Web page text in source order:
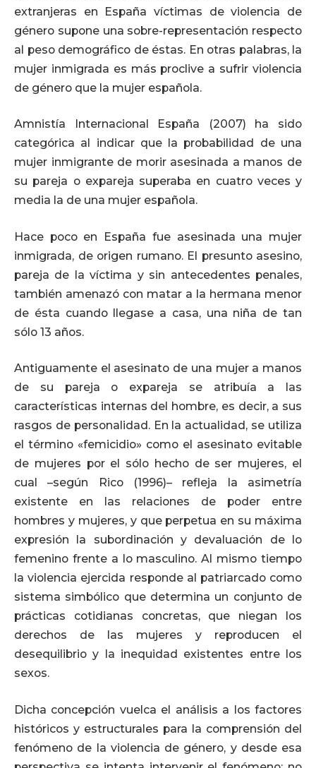
extranjeras en España víctimas de violencia de
género supone una sobre-representación respecto
al peso demográfico de éstas. En otras palabras, la
mujer inmigrada es más proclive a sufrir violencia
de género que la mujer española.
Amnistía Internacional España (2007) ha sido
categórica al indicar que la probabilidad de una
mujer inmigrante de morir asesinada a manos de
su pareja o expareja superaba en cuatro veces y
media la de una mujer española.
Hace poco en España fue asesinada una mujer
inmigrada, de origen rumano. El presunto asesino,
pareja de la víctima y sin antecedentes penales,
también amenazó con matar a la hermana menor
de ésta cuando llegase a casa, una niña de tan
sólo 13 años.
Antiguamente el asesinato de una mujer a manos
de su pareja o expareja se atribuía a las
características internas del hombre, es decir, a sus
rasgos de personalidad. En la actualidad, se utiliza
el término «femicidio» como el asesinato evitable
de mujeres por el sólo hecho de ser mujeres, el
cual –según Rico (1996)– refleja la asimetría
existente en las relaciones de poder entre
hombres y mujeres, y que perpetua en su máxima
expresión la subordinación y devaluación de lo
femenino frente a lo masculino. Al mismo tiempo
la violencia ejercida responde al patriarcado como
sistema simbólico que determina un conjunto de
prácticas cotidianas concretas, que niegan los
derechos de las mujeres y reproducen el
desequilibrio y la inequidad existentes entre los
sexos.
Dicha concepción vuelca el análisis a los factores
históricos y estructurales para la comprensión del
fenómeno de la violencia de género, y desde esa